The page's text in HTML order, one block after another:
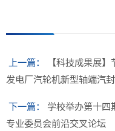
上一篇：
【科技成果展
发电厂汽轮机新型轴端汽
下一篇：
学校举办第十四
专业委员会前沿交叉论坛